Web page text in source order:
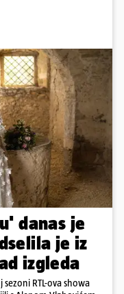
danas je
je iz
izgleda
RTL-ova showa